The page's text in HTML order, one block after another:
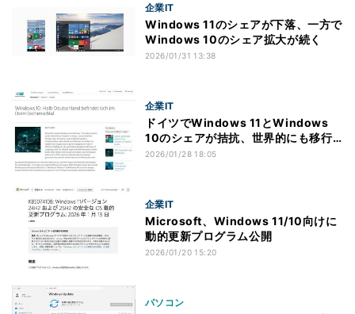
企業IT
Windows 11のシェアが下落、一方で
Windows 10のシェア拡大が続く
2026/01/31 13:38
企業IT
ドイツでWindows 11とWindows
10のシェアが拮抗、世界的にも移行
進まず
2026/01/28 18:05
企業IT
Microsoft、Windows 11/10向けに
動的更新プログラム公開
2026/01/20 15:20
パソコン